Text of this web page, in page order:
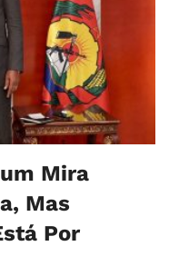
Mira
Mas
Por